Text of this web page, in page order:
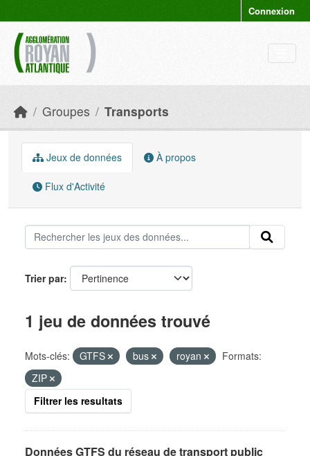
Connexion
Groupes Transports
Jeux de données À propos
Flux d'Activité
Trier par
1 jeu de données trouvé
Mots-clés: GTFS bus royan
Formats:
ZIP
Filtrer les resultats
Données GTFS du réseau de transport public